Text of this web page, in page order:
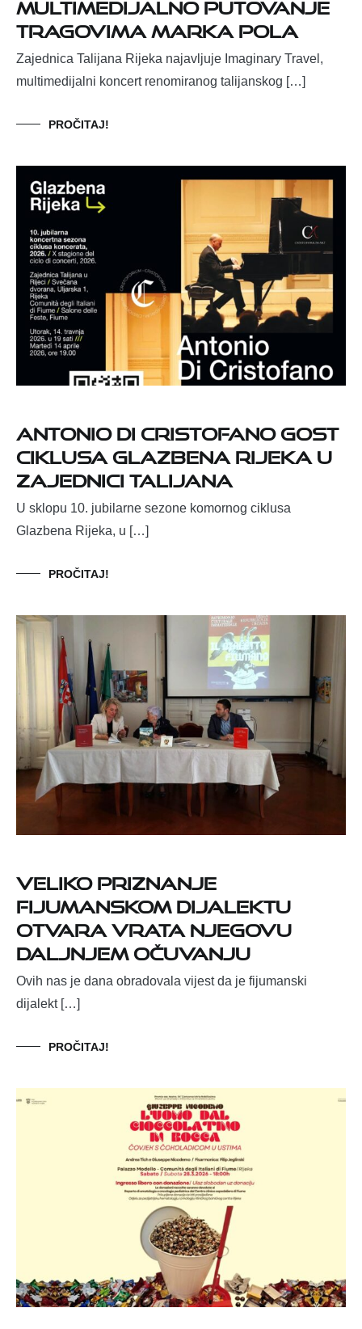
tragovima Marka Pola
Zajednica Talijana Rijeka najavljuje Imaginary Travel,
multimedijalni koncert renomiranog talijanskog […]
PROČITAJ!
Antonio Di Cristofano gost
ciklusa Glazbena Rijeka u
Zajednici Talijana
U sklopu 10. jubilarne sezone komornog ciklusa
Glazbena Rijeka, u […]
PROČITAJ!
Veliko priznanje
fijumanskom dijalektu
otvara vrata njegovu
daljnjem očuvanju
Ovih nas je dana obradovala vijest da je fijumanski
dijalekt […]
PROČITAJ!